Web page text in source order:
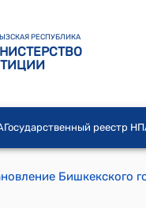
РЕСПУБЛИКА
Государственный реестр